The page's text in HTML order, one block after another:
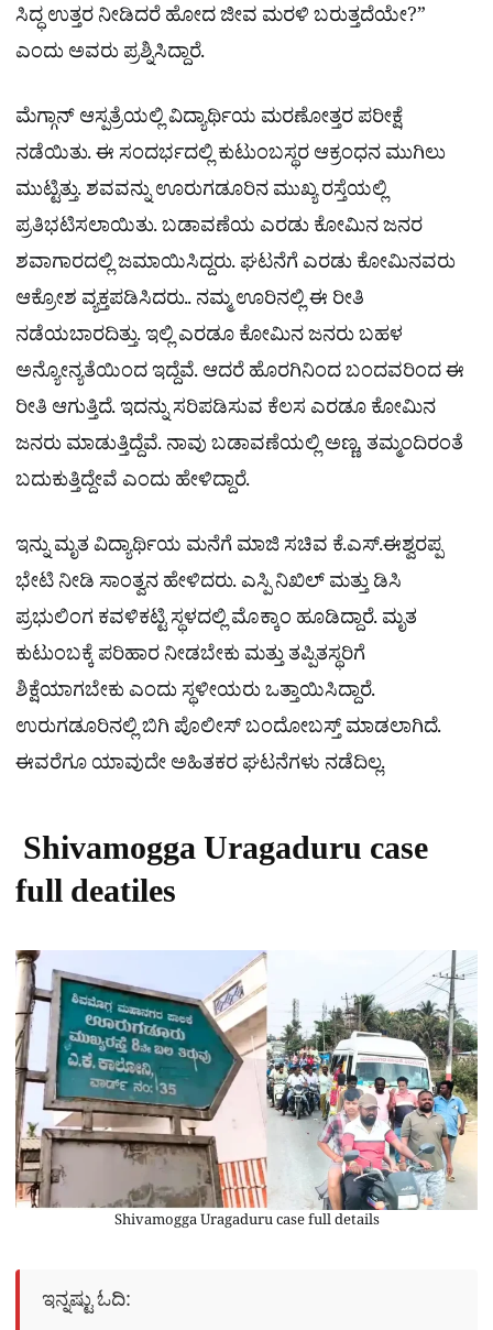
ಸಿದ್ಧ ಉತ್ತರ ನೀಡಿದರೆ ಹೋದ ಜೀವ ಮರಳಿ ಬರುತ್ತದೆಯೇ?”
ಎಂದು ಅವರು ಪ್ರಶ್ನಿಸಿದ್ದಾರೆ.
ಮೆಗ್ಗಾನ್ ಆಸ್ಪತ್ರೆಯಲ್ಲಿ ವಿದ್ಯಾರ್ಥಿಯ ಮರಣೋತ್ತರ ಪರೀಕ್ಷೆ
ನಡೆಯಿತು. ಈ ಸಂದರ್ಭದಲ್ಲಿ ಕುಟುಂಬಸ್ಥರ ಆಕ್ರಂಧನ ಮುಗಿಲು
ಮುಟ್ಟಿತ್ತು. ಶವವನ್ನು ಊರುಗಡೂರಿನ ಮುಖ್ಯ ರಸ್ತೆಯಲ್ಲಿ
ಪ್ರತಿಭಟಿಸಲಾಯಿತು. ಬಡಾವಣೆಯ ಎರಡು ಕೋಮಿನ ಜನರ
ಶವಾಗಾರದಲ್ಲಿ ಜಮಾಯಿಸಿದ್ದರು. ಘಟನೆಗೆ ಎರಡು ಕೋಮಿನವರು
ಆಕ್ರೋಶ ವ್ಯಕ್ತಪಡಿಸಿದರು.. ನಮ್ಮ ಊರಿನಲ್ಲಿ ಈ ರೀತಿ
ನಡೆಯಬಾರದಿತ್ತು. ಇಲ್ಲಿ ಎರಡೂ ಕೋಮಿನ ಜನರು ಬಹಳ
ಅನ್ಯೋನ್ಯತೆಯಿಂದ ಇದ್ದೆವೆ. ಆದರೆ ಹೊರಗಿನಿಂದ ಬಂದವರಿಂದ ಈ
ರೀತಿ ಆಗುತ್ತಿದೆ. ಇದನ್ನು ಸರಿಪಡಿಸುವ ಕೆಲಸ ಎರಡೂ ಕೋಮಿನ
ಜನರು ಮಾಡುತ್ತಿದ್ದೆವೆ. ನಾವು ಬಡಾವಣೆಯಲ್ಲಿ ಅಣ್ಣ, ತಮ್ಮಂದಿರಂತೆ
ಬದುಕುತ್ತಿದ್ದೇವೆ ಎಂದು ಹೇಳಿದ್ದಾರೆ.
ಇನ್ನು ಮೃತ ವಿದ್ಯಾರ್ಥಿಯ ಮನೆಗೆ ಮಾಜಿ ಸಚಿವ ಕೆ.ಎಸ್.ಈಶ್ವರಪ್ಪ
ಭೇಟಿ ನೀಡಿ ಸಾಂತ್ವನ ಹೇಳಿದರು. ಎಸ್ಪಿ ನಿಖಿಲ್ ಮತ್ತು ಡಿಸಿ
ಪ್ರಭುಲಿಂಗ ಕವಳಿಕಟ್ಟಿ ಸ್ಥಳದಲ್ಲಿ ಮೊಕ್ಕಾಂ ಹೂಡಿದ್ದಾರೆ. ಮೃತ
ಕುಟುಂಬಕ್ಕೆ ಪರಿಹಾರ ನೀಡಬೇಕು ಮತ್ತು ತಪ್ಪಿತಸ್ಥರಿಗೆ
ಶಿಕ್ಷೆಯಾಗಬೇಕು ಎಂದು ಸ್ಥಳೀಯರು ಒತ್ತಾಯಿಸಿದ್ದಾರೆ.
ಉರುಗಡೂರಿನಲ್ಲಿ ಬಿಗಿ ಪೊಲೀಸ್ ಬಂದೋಬಸ್ತ್​ ಮಾಡಲಾಗಿದೆ.
ಈವರೆಗೂ ಯಾವುದೇ ಅಹಿತಕರ ಘಟನೆಗಳು ನಡೆದಿಲ್ಲ.
Shivamogga Uragaduru case
full deatiles
Shivamogga Uragaduru case full details
ಇನ್ನಷ್ಟು ಓದಿ: